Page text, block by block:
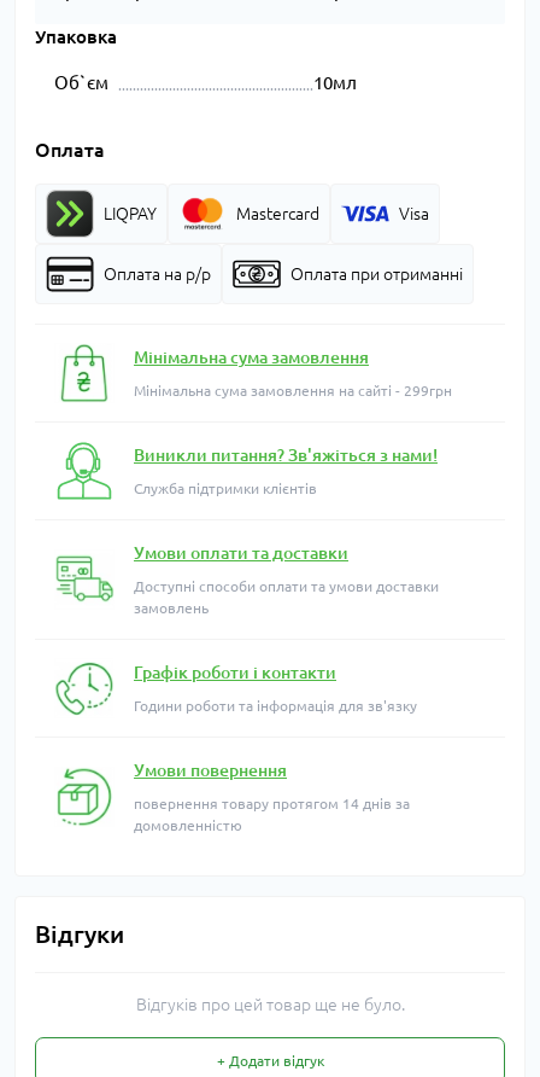
Упаковка
Об`єм 10мл
Оплата
LIQPAY Mastercard Visa
Оплата на р/р Оплата при отриманні
Мінімальна сума замовлення
Мінімальна сума замовлення на сайті - 299грн
Виникли питання? Зв'яжіться з нами!
Служба підтримки клієнтів
Умови оплати та доставки
Доступні способи оплати та умови доставки
замовлень
Графік роботи і контакти
Години роботи та інформація для зв'язку
Умови повернення
повернення товару протягом 14 днів за
домовленністю
Відгуки
Відгуків про цей товар ще не було.
+ Додати відгук